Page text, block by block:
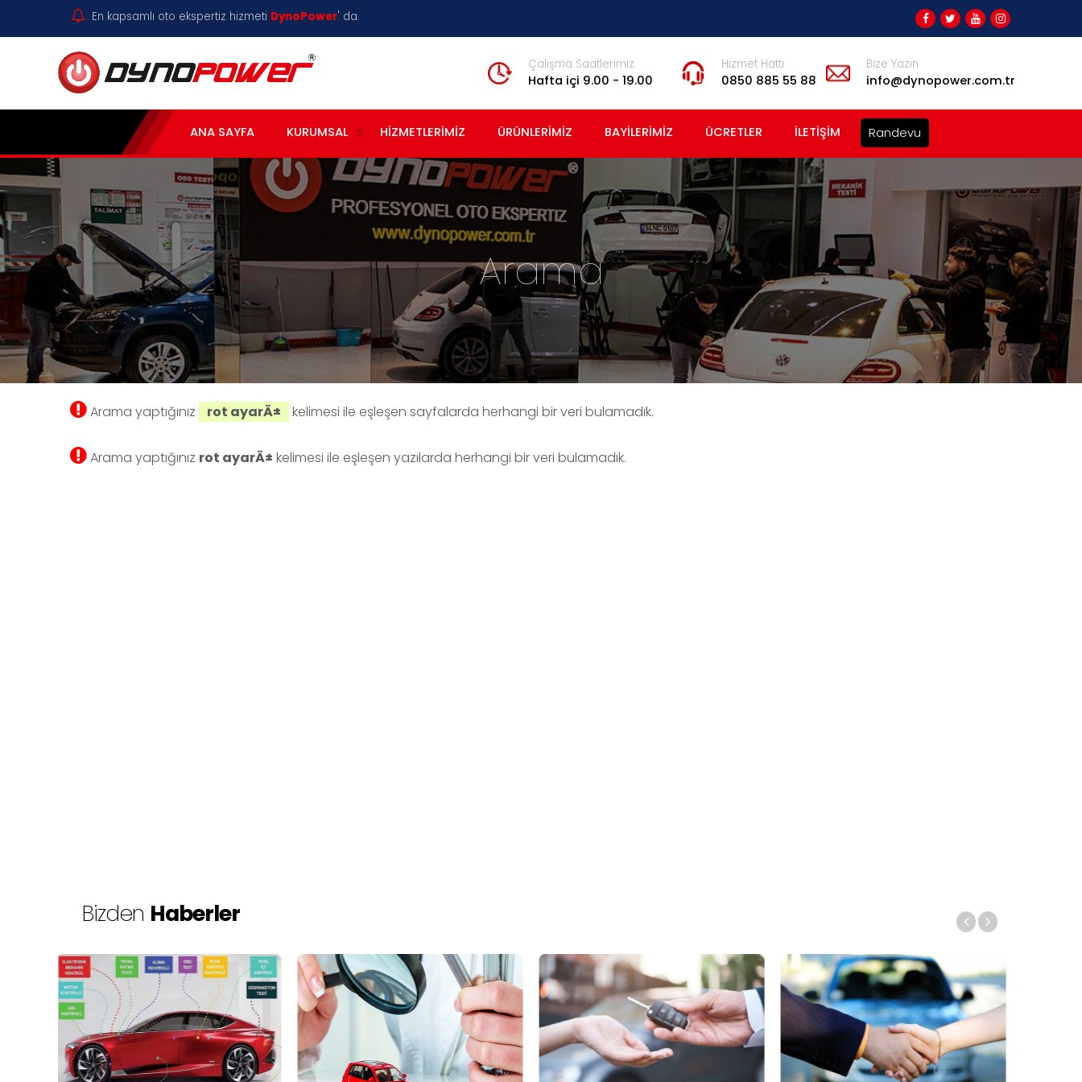
En kapsamlı oto ekspertiz hizmeti DynoPower' da.
Bize Yazın
info@dynopower.com.tr
Hizmet Hattı
‎0850 885 55 88
Çalışma Saatlerimiz
Hafta içi 9.00 - 19.00
ANA SAYFA KURUMSAL HIZMETLERIMIZ ÜRÜNLERIMIZ BAYILERIMIZ ÜCRETLER İLETIŞIM Randevu
Arama
Arama yaptığınız rot ayarÄ± kelimesi ile eşleşen sayfalarda herhangi bir veri bulamadık.
Arama yaptığınız rot ayarÄ± kelimesi ile eşleşen yazılarda herhangi bir veri bulamadık.
Bizden Haberler